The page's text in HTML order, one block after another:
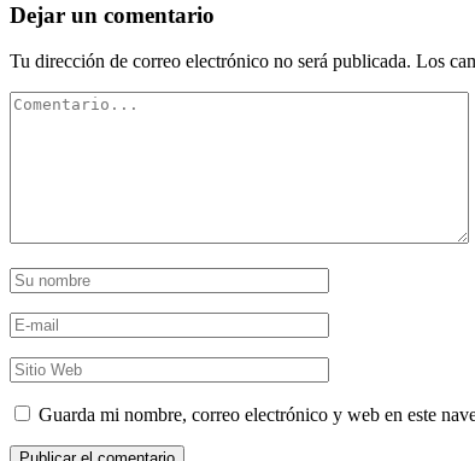
Dejar un comentario
Tu dirección de correo electrónico no será publicada. Los
Guarda mi nombre, correo electrónico y web en este